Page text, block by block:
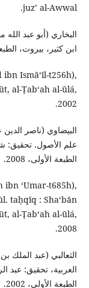
juzʼ al-Awwal.
ابن كثير، بيروت، الطبعة
Ismāʻīl-t256h),
al-Ṭabʻah al-ūlá,
2002.
علم الأصول. تحقيق:
الطبعة الأولى، 2008.
ibn ʻUmar-t685h),
taḥqīq : Shaʻbān
al-Ṭabʻah al-ūlá,
2008.
العربية، تحقيق: عبد
الطبعة الأولى، 2002.